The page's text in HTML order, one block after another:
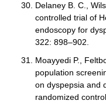
Delaney B. C.,
controlled trial of
endoscopy for
322: 898–902.
Moayyedi P.,
population
on dyspepsia and
randomized